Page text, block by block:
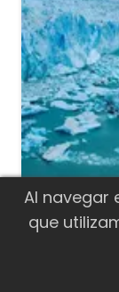
Al navegar
que